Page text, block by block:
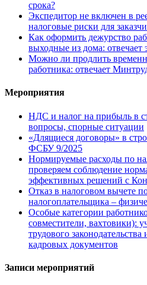
срока?
Экспедитор не включен в
налоговые риски для
Как оформить дежурство
выходные из дома: отвечает
Можно ли продлить
работника: отвечает
Мероприятия
НДС и налог на прибыль в
вопросы, спорные ситуации
«Длящиеся договоры» в
ФСБУ 9/2025
Нормируемые расходы по
проверяем соблюдение
эффективных решений с
Отказ в налоговом вычете
налогоплательщика –
Особые категории
совместители, вахтовики):
трудового
кадровых документов
Записи мероприятий